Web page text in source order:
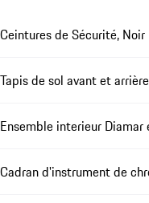
Ceintures de Sécurité, Noir
Tapis de sol avant et arrière
Ensemble interieur Diamar
Cadran d'instrument de